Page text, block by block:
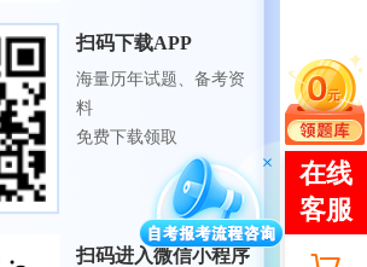
扫码下载APP
海量历年试题、备考资
料
免费下载领取
扫码进入微信小程序